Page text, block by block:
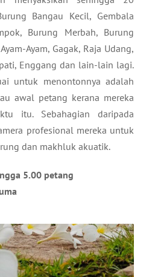
Bangau Kecil, Gembala
Burung Merbah, Burung
Ayam, Gagak, Raja Udang,
Enggang dan lain-lain lagi.
untuk menontonnya adalah
awal petang kerana mereka
itu. Sebahagian daripada
profesional mereka untuk
dan makhluk akuatik.
5.00 petang